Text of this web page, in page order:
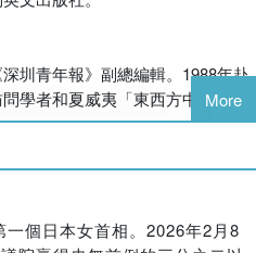
讓日本人民開始期待「第二次
因家境被迫放棄考取的一流慶
下幸之助教誨她經營與做人哲
李登輝鼓勵她做日本第一位女
漢密爾頓則給她指明了治國方
圳青年報》副總編輯。1988年赴
學者和夏威夷「東西方中心」研
千篇，並在多家電台和電視台做
青論壇》、推特
媒體。
），《獨立的價值》，《美國價
More
個日本女首相。2026年2月8